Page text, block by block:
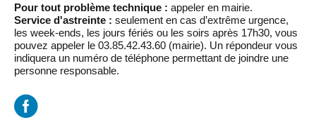
Pour tout problème technique : appeler en mairie.
Service d'astreinte : seulement en cas d’extrême urgence,
les week-ends, les jours fériés ou les soirs après 17h30, vous
pouvez appeler le 03.85.42.43.60 (mairie). Un répondeur vous
indiquera un numéro de téléphone permettant de joindre une
personne responsable.